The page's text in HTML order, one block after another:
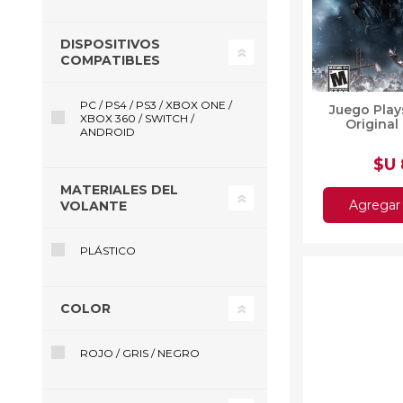
Juego
Original
$U
Agregar
DISPOSITIVOS
COMPATIBLES
PC / PS4 / PS3 / XBOX ONE /
XBOX 360 / SWITCH /
ANDROID
MATERIALES DEL
VOLANTE
PLÁSTICO
COLOR
ROJO / GRIS / NEGRO